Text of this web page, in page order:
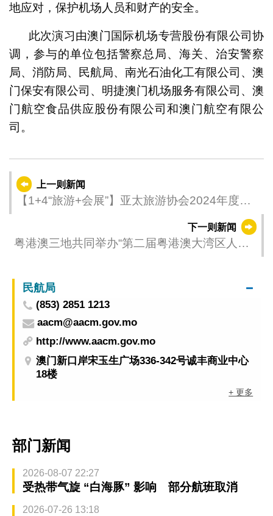
地应对，保护机场人员和财产的安全。
此次演习由澳门国际机场专营股份有限公司协
调，参与的单位包括警察总局、海关、治安警察
局、消防局、民航局、南光石油化工有限公司、澳
门保安有限公司、明捷澳门机场服务有限公司、澳
门航空食品供应股份有限公司和澳门航空有限公
司。
上一则新闻
【1+4“旅游+会展”】亚太旅游协会2024年度峰
下一则新闻
粤港澳三地共同举办“第二届粤港澳大湾区人才
合作备忘录
民航局
(853) 2851 1213
aacm@aacm.gov.mo
http://www.aacm.gov.mo
澳门新口岸宋玉生广场336-342号诚丰商业中心
18楼
+ 更多
部门新闻
2026-08-07 22:27
受热带气旋 “白海豚” 影响 部分航班取消
2026-07-26 13:18